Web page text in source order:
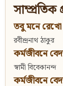
সাম্প্রতিক
তবু মনে রেখো
রবীন্দ্রনাথ ঠাকুর
কর্মজীবনে
স্বামী বিবেকানন্দ
কর্মজীবনে